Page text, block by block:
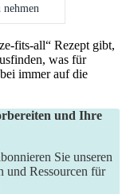
fits-all“ Rezept⁤ gibt,
⁤was ⁢für⁤
immer auf die
und Ihre
Sie unseren
und Ressourcen für